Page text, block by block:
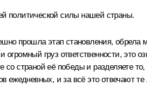
политической силы нашей страны.
прошла этап становления, обрела
груз ответственности, это
страной её победы и разделяете
ежедневных, и за всё это отвечают